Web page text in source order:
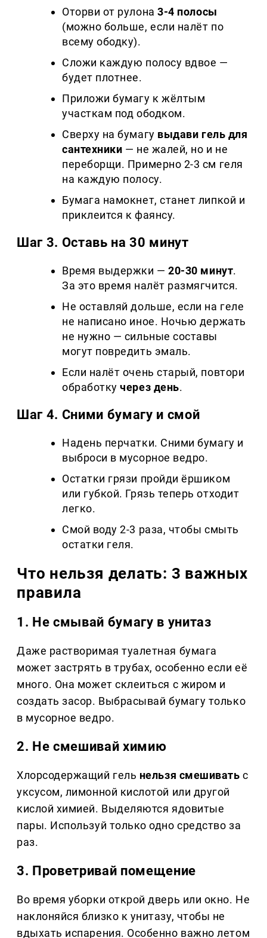
Оторви от рулона3-4 полосы
(можно больше, если налёт по
всему ободку).
Сложи каждую полосу вдвое —
будет плотнее.
Приложи бумагу к жёлтым
участкам под ободком.
Сверху на бумагу выдави гель для
сантехники — не жалей, но и не
переборщи. Примерно 2-3 см геля
на каждую полосу.
Бумага намокнет, станет липкой и
приклеится к фаянсу.
Шаг 3. Оставь на 30 минут
Время выдержки —20-30 минут.
За это время налёт размягчится.
Не оставляй дольше, если на геле
не написано иное. Ночью держать
не нужно — сильные составы
могут повредить эмаль.
Если налёт очень старый, повтори
обработкучерез день.
Шаг 4. Сними бумагу и смой
Надень перчатки. Сними бумагу и
выброси в мусорное ведро.
Остатки грязи пройди ёршиком
или губкой. Грязь теперь отходит
легко.
Смой воду 2-3 раза, чтобы смыть
остатки геля.
Что нельзя делать: 3 важных
правила
1. Не смывай бумагу в унитаз
Даже растворимая туалетная бумага
может застрять в трубах, особенно если её
много. Она может склеиться с жиром и
создать засор. Выбрасывай бумагу только
в мусорное ведро.
2. Не смешивай химию
Хлорсодержащий гель нельзя смешивать с
уксусом, лимонной кислотой или другой
кислой химией. Выделяются ядовитые
пары. Используй только одно средство за
раз.
3. Проветривай помещение
Во время уборки открой дверь или окно. Не
наклоняйся близко к унитазу, чтобы не
вдыхать испарения. Особенно важно летом